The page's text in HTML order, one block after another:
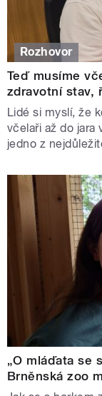
Rozhovor
Teď musíme
zdravotní stav,
Lidé si myslí, že
včelaři až do jara
jedno z
„O mláďata se
Brněnská zoo